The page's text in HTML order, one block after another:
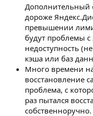
Дополнительный
дороже
превышении
будут проблемы с
недоступность
кэша или баз
Много времени
восстановление
проблема, с
раз пытался
собственноручно.